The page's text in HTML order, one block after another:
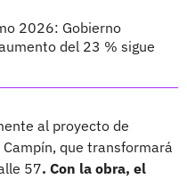
2026: Gobierno
del 23 % sigue
al proyecto de
que transformará
57. Con la obra, el